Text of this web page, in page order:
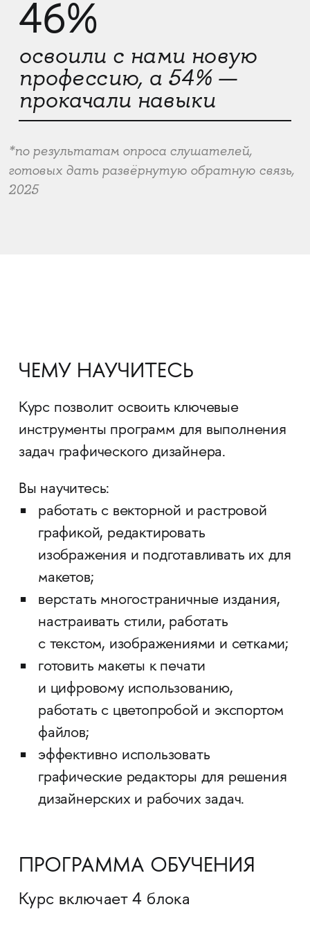
46%
освоили с нами новую
профессию, а 54% —
прокачали навыки
*по результатам опроса слушателей,
готовых дать развёрнутую обратную связь,
2025
ЧЕМУ НАУЧИТЕСЬ
Курс позволит освоить ключевые
инструменты программ для выполнения
задач графического дизайнера.
Вы научитесь:
работать с векторной и растровой
графикой, редактировать
изображения и подготавливать их для
макетов;
верстать многостраничные издания,
настраивать стили, работать
с текстом, изображениями и сетками;
готовить макеты к печати
и цифровому использованию,
работать с цветопробой и экспортом
файлов;
эффективно использовать
графические редакторы для решения
дизайнерских и рабочих задач.
ПРОГРАММА ОБУЧЕНИЯ
Курс включает 4 блока